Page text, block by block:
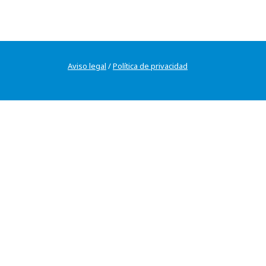
Aviso legal /Política de privacidad